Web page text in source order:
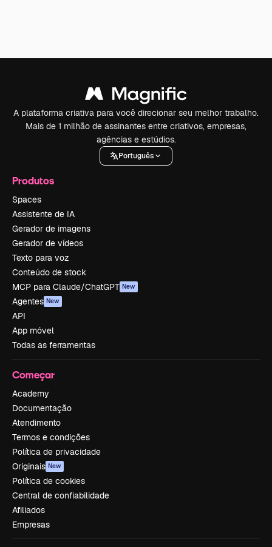
A plataforma criativa para você direcionar seu melhor trabalho.
Mais de 1 milhão de assinantes entre criativos, empresas,
agências e estúdios.
Português
Produtos
Spaces
Assistente de IA
Gerador de imagens
Gerador de vídeos
Texto para voz
Conteúdo de stock
MCP para Claude/ChatGPT New
Agentes New
API
App móvel
Todas as ferramentas
Começar
Academy
Documentação
Atendimento
Termos e condições
Política de privacidade
Originais New
Política de cookies
Central de confiabilidade
Afiliados
Empresas